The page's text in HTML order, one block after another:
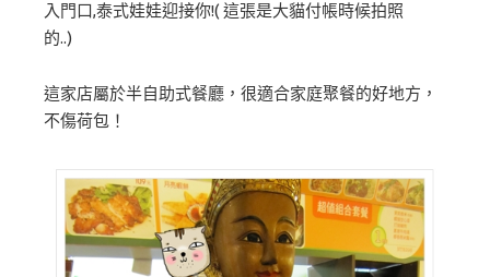
入門口,泰式娃娃迎接你!( 這張是大貓付帳時候拍照
的..)
這家店屬於半自助式餐廳，很適合家庭聚餐的好地方，
不傷荷包！